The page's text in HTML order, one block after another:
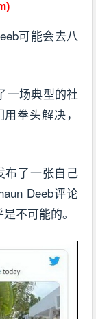
可能会去八
一场典型的社
拳头解决，
布了一张自己
Deeb评论
不可能的。